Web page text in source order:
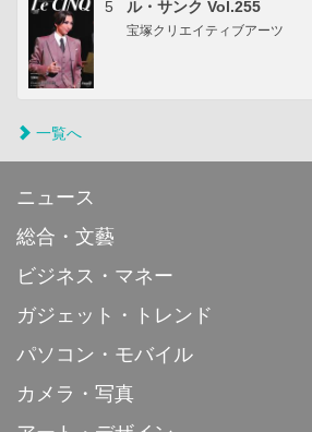
5 ル・サンク Vol.255
宝塚クリエイティブアーツ
一覧へ
ニュース
総合・文藝
ビジネス・マネー
ガジェット・トレンド
パソコン・モバイル
カメラ・写真